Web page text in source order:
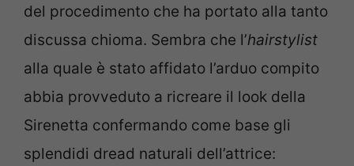
del procedimento che ha portato alla tanto
discussa chioma. Sembra che l’hairstylist
alla quale è stato affidato l’arduo compito
abbia provveduto a ricreare il look della
Sirenetta confermando come base gli
splendidi dread naturali dell’attrice: